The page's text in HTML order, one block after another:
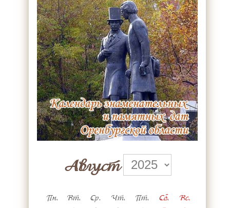
Август
Пн. Вт. Ср. Чт. Пт. Сб. Вс.